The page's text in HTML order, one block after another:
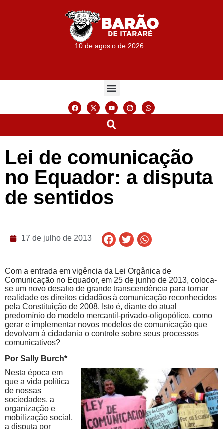
10 de agosto de 2026
Lei de comunicação
no Equador: a disputa
de sentidos
17 de julho de 2013
Com a entrada em vigência da Lei Orgânica de
Comunicação no Equador, em 25 de junho de 2013, coloca-
se um novo desafio de grande transcendência para tornar
realidade os direitos cidadãos à comunicação reconhecidos
pela Constituição de 2008. Isto é, diante do atual
predomínio do modelo mercantil-privado-oligopólico, como
gerar e implementar novos modelos de comunicação que
devolvam à cidadania o controle sobre seus processos
comunicativos?
Por Sally Burch*
Nesta época em
que a vida política
de nossas
sociedades, a
organização e
mobilização social,
a disputa por